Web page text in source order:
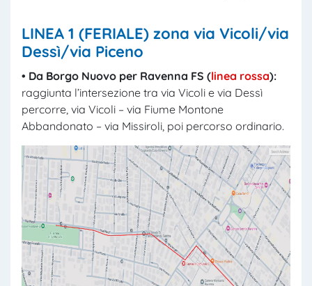
LINEA 1 (FERIALE) zona via Vicoli/via
Dessì/via Piceno
• Da Borgo Nuovo per Ravenna FS (linea rossa):
raggiunta l’intersezione tra via Vicoli e via Dessì
percorre, via Vicoli – via Fiume Montone
Abbandonato – via Missiroli, poi percorso ordinario.